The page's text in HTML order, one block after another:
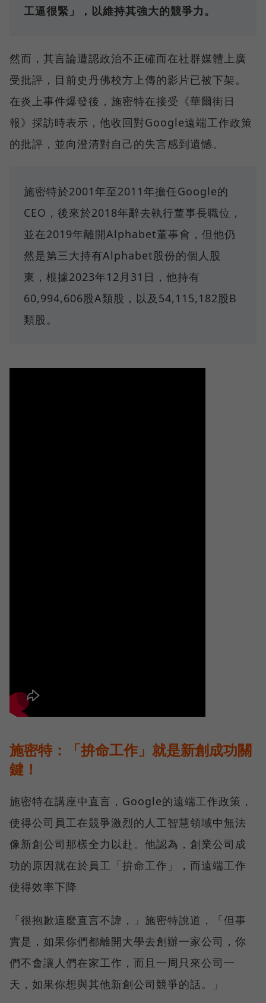
工逼很緊」，以維持其強大的競爭力。
然而，其言論遭認政治不正確而在社群媒體上廣
受批評，目前史丹佛校方上傳的影片已被下架。
在炎上事件爆發後，施密特在接受《華爾街日
報》採訪時表示，他收回對Google遠端工作政策
的批評，並向澄清對自己的失言感到遺憾。
施密特於2001年至2011年擔任Google的
CEO，後來於2018年辭去執行董事長職位，
並在2019年離開Alphabet董事會，但他仍
然是第三大持有Alphabet股份的個人股
東，根據2023年12月31日，他持有
60,994,606股A類股，以及54,115,182股B
類股。
施密特：「拚命工作」就是新創成功關
鍵！
施密特在講座中直言，Google的遠端工作政策，
使得公司員工在競爭激烈的人工智慧領域中無法
像新創公司那樣全力以赴。他認為，創業公司成
功的原因就在於員工「拚命工作」，而遠端工作
使得效率下降
「很抱歉這麼直言不諱，」施密特說道，「但事
實是，如果你們都離開大學去創辦一家公司，你
們不會讓人們在家工作，而且一周只來公司一
天，如果你想與其他新創公司競爭的話。」